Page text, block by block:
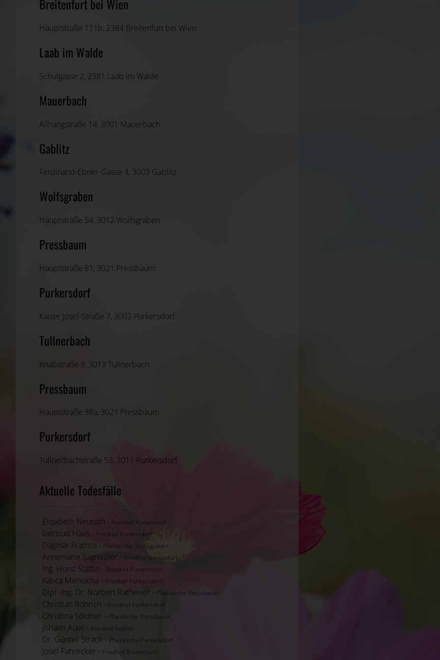
Breitenfurt bei Wien
Hauptstraße 111b, 2384 Breitenfurt bei Wien
Laab im Walde
Schulgasse 2, 2381 Laab im Walde
Mauerbach
Allhangstraße 14, 3001 Mauerbach
Gablitz
Ferdinand-Ebner-Gasse 4, 3003 Gablitz
Wolfsgraben
Hauptstraße 54, 3012 Wolfsgraben
Pressbaum
Hauptstraße 81, 3021 Pressbaum
Purkersdorf
Kaiser Josef-Straße 7, 3002 Purkersdorf
Tullnerbach
Knabstraße 9, 3013 Tullnerbach
Pressbaum
Hauptstraße 38a, 3021 Pressbaum
Purkersdorf
Tullnerbachstraße 53, 3011 Purkersdorf
Aktuelle Todesfälle
Elisabeth Neuroth - Friedhof Hadersdorf
Gertrud Haas - Friedhof Purkersdorf
Dagmar Fratrics - Pfarrkirche Wolfsgraben
Annemarie Sagmüller - Friedhof Breitenfurt
Ing. Horst Stattin - Friedhof Purkersdorf
Katica Merkscha - Friedhof Purkersdorf
Dipl.-Ing. Dr. Norbert Ratheiser - Pfarrkirche Pressbaum
Christian Röhrich - Friedhof Purkersdorf
Christina Söldner - Pfarrkirche Pressbaum
Johann Auer - Friedhof Gablitz
Dr. Günter Strack - Pfarrkirche Purkersdorf
Josef Fahrecker - Friedhof Breitenfurt